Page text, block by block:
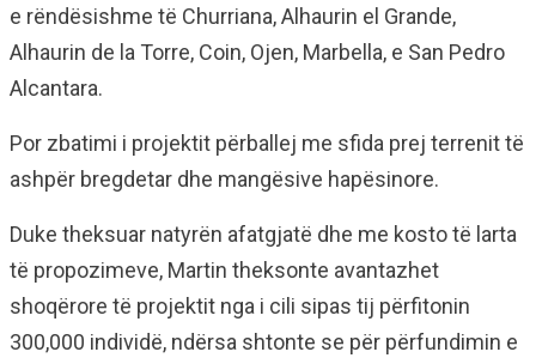
e rëndësishme të Churriana, Alhaurin el Grande,
Alhaurin de la Torre, Coin, Ojen, Marbella, e San Pedro
Alcantara.
Por zbatimi i projektit përballej me sfida prej terrenit të
ashpër bregdetar dhe mangësive hapësinore.
Duke theksuar natyrën afatgjatë dhe me kosto të larta
të propozimeve, Martin theksonte avantazhet
shoqërore të projektit nga i cili sipas tij përfitonin
300,000 individë, ndërsa shtonte se për përfundimin e